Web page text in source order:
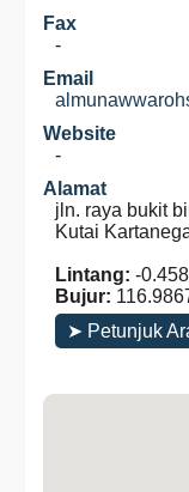
Fax
-
Email
Website
-
Alamat
jln. raya bukit
Kutai
Lintang: -
Bujur:
➤ Petunjuk